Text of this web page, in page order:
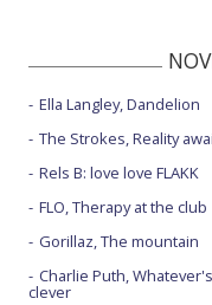
Ella Langley, Dandelion
The Strokes, Reality
Rels B: love love FLAKK
FLO, Therapy at the club
Gorillaz, The mountain
Charlie Puth, Whatever's
clever